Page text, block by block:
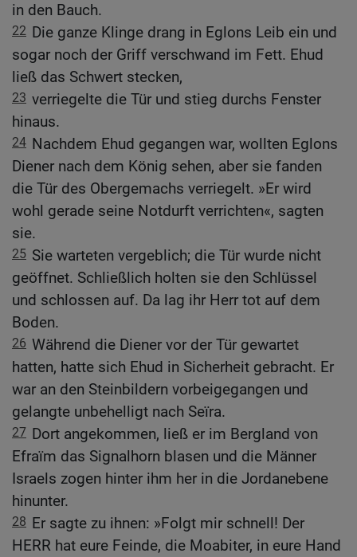
in den Bauch.
22 Die ganze Klinge drang in Eglons Leib ein und
sogar noch der Griff verschwand im Fett. Ehud
ließ das Schwert stecken,
23 verriegelte die Tür und stieg durchs Fenster
hinaus.
24 Nachdem Ehud gegangen war, wollten Eglons
Diener nach dem König sehen, aber sie fanden
die Tür des Obergemachs verriegelt. »Er wird
wohl gerade seine Notdurft verrichten«, sagten
sie.
25 Sie warteten vergeblich; die Tür wurde nicht
geöffnet. Schließlich holten sie den Schlüssel
und schlossen auf. Da lag ihr Herr tot auf dem
Boden.
26 Während die Diener vor der Tür gewartet
hatten, hatte sich Ehud in Sicherheit gebracht. Er
war an den Steinbildern vorbeigegangen und
gelangte unbehelligt nach Seïra.
27 Dort angekommen, ließ er im Bergland von
Efraïm das Signalhorn blasen und die Männer
Israels zogen hinter ihm her in die Jordanebene
hinunter.
28 Er sagte zu ihnen: »Folgt mir schnell! Der
HERR hat eure Feinde, die Moabiter, in eure Hand